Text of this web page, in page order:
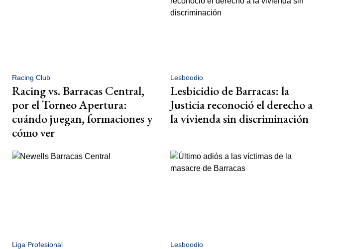
Racing Club
Racing vs. Barracas Central,
por el Torneo Apertura:
cuándo juegan, formaciones y
cómo ver
Lesboodio
Lesbicidio de Barracas: la
Justicia reconoció el derecho a
la vivienda sin discriminación
Liga Profesional Lesboodio